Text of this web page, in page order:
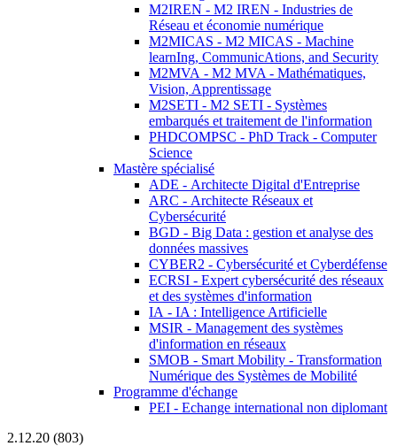
M2IREN - M2 IREN - Industries de
Réseau et économie numérique
M2MICAS - M2 MICAS - Machine
learnIng, CommunicAtions, and Security
M2MVA - M2 MVA - Mathématiques,
Vision, Apprentissage
M2SETI - M2 SETI - Systèmes
embarqués et traitement de l'information
PHDCOMPSC - PhD Track - Computer
Science
Mastère spécialisé
ADE - Architecte Digital d'Entreprise
ARC - Architecte Réseaux et
Cybersécurité
BGD - Big Data : gestion et analyse des
données massives
CYBER2 - Cybersécurité et Cyberdéfense
ECRSI - Expert cybersécurité des réseaux
et des systèmes d'information
IA - IA : Intelligence Artificielle
MSIR - Management des systèmes
d'information en réseaux
SMOB - Smart Mobility - Transformation
Numérique des Systèmes de Mobilité
Programme d'échange
PEI - Echange international non diplomant
2.12.20 (803)